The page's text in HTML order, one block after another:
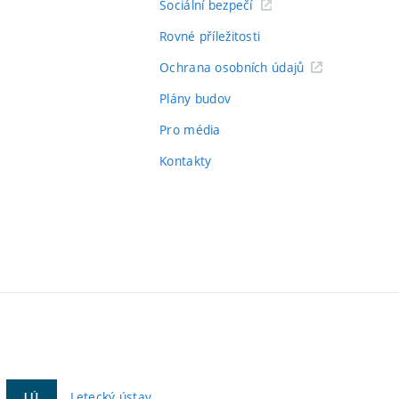
Sociální bezpečí
Rovné příležitosti
Ochrana osobních údajů
Plány budov
Pro média
Kontakty